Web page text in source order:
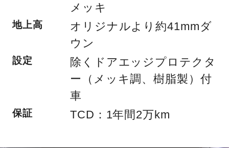
メッキ
地上高
オリジナルより約41mmダ
ウン
設定
除くドアエッジプロテクタ
ー（メッキ調、樹脂製）付
車
保証 TCD：1年間2万km